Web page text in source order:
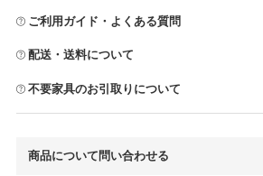
ご利用ガイド・よくある質問
配送・送料について
不要家具のお引取りについて
商品について問い合わせる